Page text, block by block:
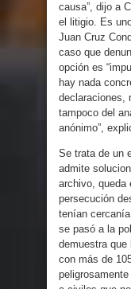
causa”, dijo a
el litigio. Es
Juan Cruz
caso que
opción es
hay nada
declaraciones,
tampoco del
anónimo”,
Se trata de un
admite
archivo, queda
persecución
tenían
se pasó a la
demuestra que
con más de